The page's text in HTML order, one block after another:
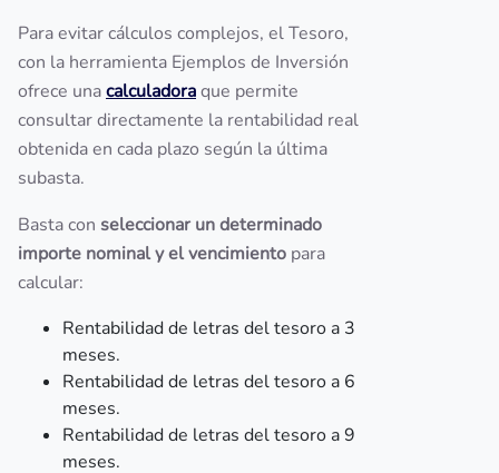
Para evitar cálculos complejos, el Tesoro,
con la herramienta Ejemplos de Inversión
ofrece unacalculadoraque permite
consultar directamente la rentabilidad real
obtenida en cada plazo según la última
subasta.
Basta con seleccionar un determinado
importe nominal y el vencimiento para
calcular:
Rentabilidad de letras del tesoro a 3
meses.
Rentabilidad de letras del tesoro a 6
meses.
Rentabilidad de letras del tesoro a 9
meses.